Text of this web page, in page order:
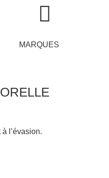
MARQUES
l’évasion.